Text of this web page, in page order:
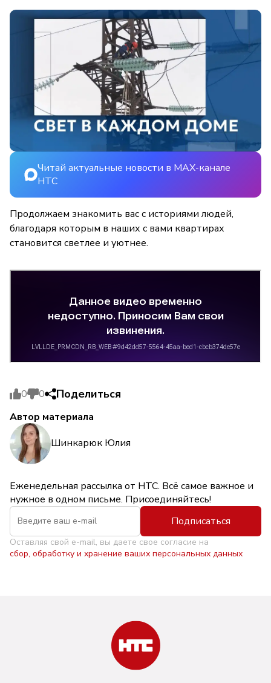
Читай актуальные новости в MAX-канале
НТС
Продолжаем знакомить вас с историями людей,
благодаря которым в наших с вами квартирах
становится светлее и уютнее.
0 0 Поделиться
Автор материала
Шинкарюк Юлия
Еженедельная рассылка от НТС. Всё самое важное и
нужное в одном письме. Присоединяйтесь!
Подписаться
Оставляя свой e-mail, вы даете свое согласие на
сбор, обработку и хранение ваших персональных данных